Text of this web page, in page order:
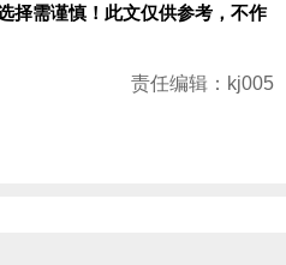
择需谨慎！此文仅供参考，不作
责任编辑：kj005